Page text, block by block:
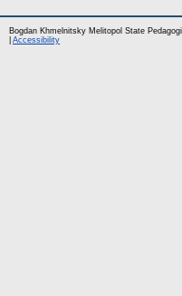
Bogdan Khmelnitsky Melitopol State
Accessibility